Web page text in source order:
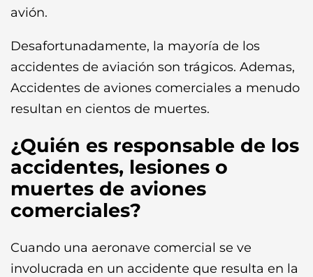
avión.
Desafortunadamente, la mayoría de los
accidentes de aviación son trágicos. Ademas,
Accidentes de aviones comerciales a menudo
resultan en cientos de muertes.
¿Quién es responsable de los
accidentes, lesiones o
muertes de aviones
comerciales?
Cuando una aeronave comercial se ve
involucrada en un accidente que resulta en la